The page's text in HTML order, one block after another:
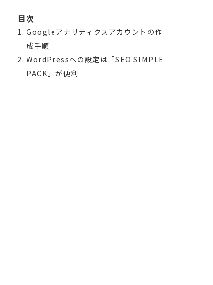
目次
Googleアナリティクスアカウントの作
成手順
WordPressへの設定は「SEO SIMPLE
PACK」が便利